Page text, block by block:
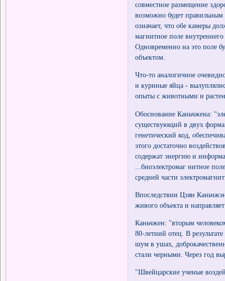
совместное размещение
возможно будет правильным
означает, что обе камеры
магнитное поле внутреннего
Одновременно на это поле
объектом.
Что-то аналогичное
и куриные яйца -
опыты с животными и
Обоснование Каньчжена:
существующий в двух
генетический код,
этого достаточно
содержат энергию и
...биоэлектромаг нитное
средней части
Впоследствии Цзян
живого объекта и
Каньчжен: "вторым
80-летний отец. В
шум в ушах,
стали черными. Через год
"Швейцарские ученые